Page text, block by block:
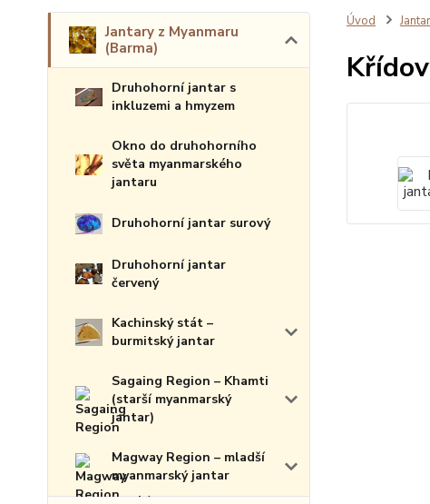
Jantary z Myanmaru
(Barma)
Druhohorní jantar s
inkluzemi a hmyzem
Okno do druhohorního
světa myanmarského
jantaru
Druhohorní jantar surový
Druhohorní jantar
červený
Kachinský stát –
burmitský jantar
Sagaing Region – Khamti
(starší myanmarský
jantar)
Magway Region – mladší
myanmarský jantar
Úvod